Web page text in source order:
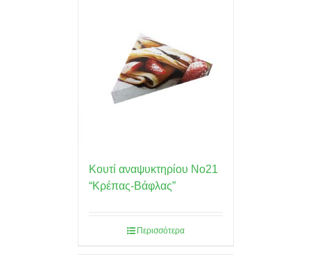
Κουτί αναψυκτηρίου No21
“Κρέπας-Βάφλας”
Περισσότερα